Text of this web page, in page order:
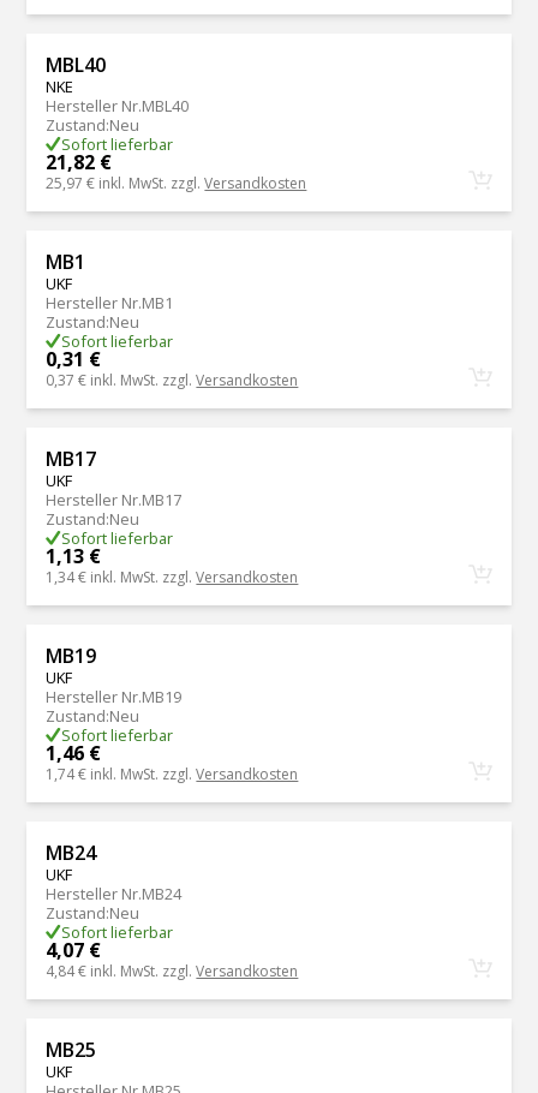
MBL40
NKE
Hersteller Nr.MBL40
Zustand:Neu
Sofort lieferbar
21,82 €
25,97 € inkl. MwSt. zzgl.Versandkosten
MB1
UKF
Hersteller Nr.MB1
Zustand:Neu
Sofort lieferbar
0,31 €
0,37 € inkl. MwSt. zzgl.Versandkosten
MB17
UKF
Hersteller Nr.MB17
Zustand:Neu
Sofort lieferbar
1,13 €
1,34 € inkl. MwSt. zzgl.Versandkosten
MB19
UKF
Hersteller Nr.MB19
Zustand:Neu
Sofort lieferbar
1,46 €
1,74 € inkl. MwSt. zzgl.Versandkosten
MB24
UKF
Hersteller Nr.MB24
Zustand:Neu
Sofort lieferbar
4,07 €
4,84 € inkl. MwSt. zzgl.Versandkosten
MB25
UKF